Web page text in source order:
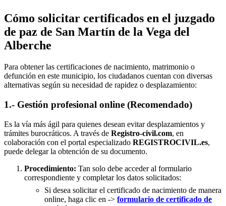
Cómo solicitar certificados en el juzgado
de paz de San Martín de la Vega del
Alberche
Para obtener las certificaciones de nacimiento, matrimonio o
defunción en este municipio, los ciudadanos cuentan con diversas
alternativas según su necesidad de rapidez o desplazamiento:
1.- Gestión profesional online (Recomendado)
Es la vía más ágil para quienes desean evitar desplazamientos y
trámites burocráticos. A través de Registro-civil.com, en
colaboración con el portal especializado REGISTROCIVIL.es,
puede delegar la obtención de su documento.
Procedimiento: Tan solo debe acceder al formulario
correspondiente y completar los datos solicitados:
Si desea solicitar el certificado de nacimiento de manera
online, haga clic en -> formulario de certificado de